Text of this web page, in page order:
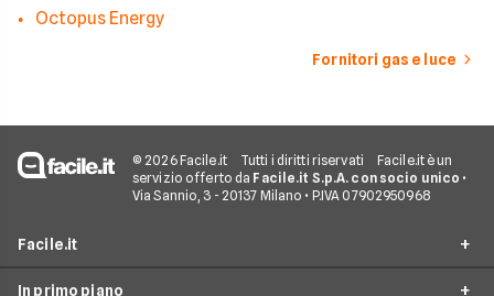
Octopus Energy
Fornitori gas e luce
© 2026 Facile.it Tutti i diritti riservati
Facile.it è un
servizio offerto da Facile.it S.p.A. con socio unico •
Via Sannio, 3 - 20137 Milano • P.IVA 07902950968
Facile.it
In primo piano